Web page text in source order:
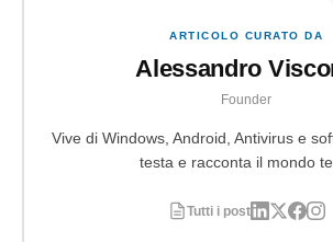
ARTICOLO CURATO DA
Alessandro
Founder
Vive di Windows, Android, Antivirus e
testa e racconta il mondo
Tutti i post